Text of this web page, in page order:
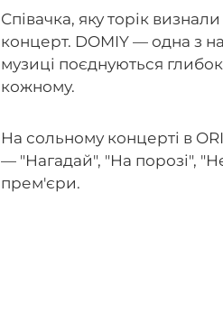
Співачка, яку торік
концерт. DOMIY — одна з
музиці поєднуються
кожному.
На сольному концерті в
— "Нагадай", "На порозі",
прем'єри.